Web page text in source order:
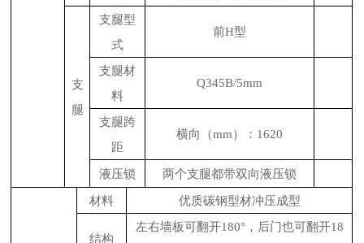
支
腿
支腿型
式
前H型
支腿材
料
Q345B/5mm
支腿跨
距
横向（mm）：1620
液压锁 两个支腿都带双向液压锁
材料 优质碳钢型材冲压成型
结构
左右墙板可翻开180°，后门也可翻开18